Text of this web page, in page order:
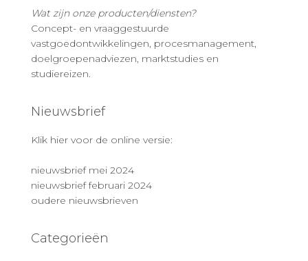
Wat zijn onze producten/diensten?
Concept- en vraaggestuurde
vastgoedontwikkelingen, procesmanagement,
doelgroepenadviezen, marktstudies en
studiereizen.
Nieuwsbrief
Klik hier voor de online versie:
nieuwsbrief mei 2024
nieuwsbrief februari 2024
oudere nieuwsbrieven
Categorieën